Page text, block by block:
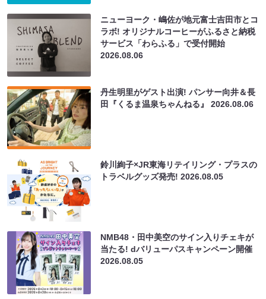
ニューヨーク・嶋佐が地元富士吉田市とコ
ラボ! オリジナルコーヒーがふるさと納税
サービス「わらふる」で受付開始
2026.08.06
丹生明里がゲスト出演! パンサー向井＆長
田『くるま温泉ちゃんねる』2026.08.06
鈴川絢子×JR東海リテイリング・プラスの
トラベルグッズ発売!2026.08.05
NMB48・田中美空のサイン入りチェキが
当たる! dバリューパスキャンペーン開催
2026.08.05